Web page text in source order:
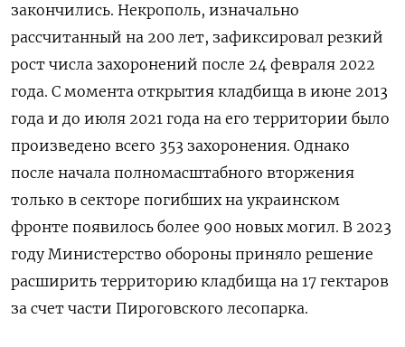
закончились. Некрополь, изначально
рассчитанный на 200 лет, зафиксировал резкий
рост числа захоронений после 24 февраля 2022
года. С момента открытия кладбища в июне 2013
года и до июля 2021 года на его территории было
произведено всего 353 захоронения. Однако
после начала полномасштабного вторжения
только в секторе погибших на украинском
фронте появилось более 900 новых могил. В 2023
году Министерство обороны приняло решение
расширить территорию кладбища на 17 гектаров
за счет части Пироговского лесопарка.